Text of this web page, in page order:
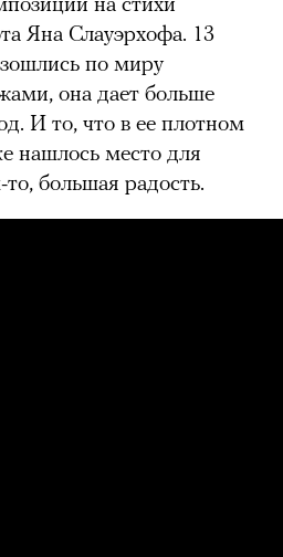
Яна Слауэрхофа. 13
по миру
она дает больше
И то, что в ее плотном
нашлось место для
большая радость.